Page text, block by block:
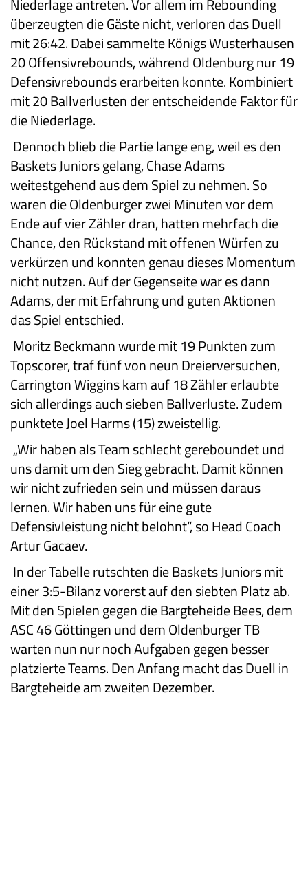
Niederlage antreten. Vor allem im Rebounding
überzeugten die Gäste nicht, verloren das Duell
mit 26:42. Dabei sammelte Königs Wusterhausen
20 Offensivrebounds, während Oldenburg nur 19
Defensivrebounds erarbeiten konnte. Kombiniert
mit 20 Ballverlusten der entscheidende Faktor für
die Niederlage.
Dennoch blieb die Partie lange eng, weil es den
Baskets Juniors gelang, Chase Adams
weitestgehend aus dem Spiel zu nehmen. So
waren die Oldenburger zwei Minuten vor dem
Ende auf vier Zähler dran, hatten mehrfach die
Chance, den Rückstand mit offenen Würfen zu
verkürzen und konnten genau dieses Momentum
nicht nutzen. Auf der Gegenseite war es dann
Adams, der mit Erfahrung und guten Aktionen
das Spiel entschied.
Moritz Beckmann wurde mit 19 Punkten zum
Topscorer, traf fünf von neun Dreierversuchen,
Carrington Wiggins kam auf 18 Zähler erlaubte
sich allerdings auch sieben Ballverluste. Zudem
punktete Joel Harms (15) zweistellig.
„Wir haben als Team schlecht gereboundet und
uns damit um den Sieg gebracht. Damit können
wir nicht zufrieden sein und müssen daraus
lernen. Wir haben uns für eine gute
Defensivleistung nicht belohnt“, so Head Coach
Artur Gacaev.
In der Tabelle rutschten die Baskets Juniors mit
einer 3:5-Bilanz vorerst auf den siebten Platz ab.
Mit den Spielen gegen die Bargteheide Bees, dem
ASC 46 Göttingen und dem Oldenburger TB
warten nun nur noch Aufgaben gegen besser
platzierte Teams. Den Anfang macht das Duell in
Bargteheide am zweiten Dezember.